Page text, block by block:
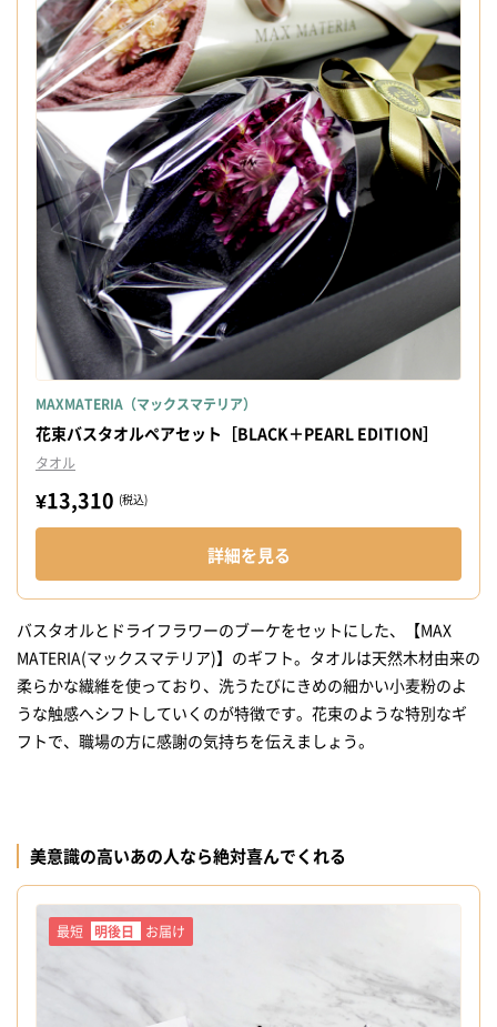
MAXMATERIA（マックスマテリア）
花束バスタオルペアセット［BLACK＋PEARL EDITION］
タオル
¥13,310 (税込)
詳細を見る
バスタオルとドライフラワーのブーケをセットにした、【MAX
MATERIA(マックスマテリア)】のギフト。タオルは天然木材由来の
柔らかな繊維を使っており、洗うたびにきめの細かい小麦粉のよ
うな触感へシフトしていくのが特徴です。花束のような特別なギ
フトで、職場の方に感謝の気持ちを伝えましょう。
美意識の高いあの人なら絶対喜んでくれる
最短 明後日 お届け